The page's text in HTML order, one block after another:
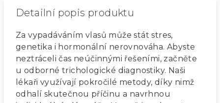
Detailní popis produktu
Za vypadáváním vlasů může stát stres,
genetika i hormonální nerovnováha. Abyste
neztráceli čas neúčinnými řešeními, začněte
u odborné trichologické diagnostiky. Naši
lékaři využívají pokročilé metody, díky nimž
odhalí skutečnou příčinu a navrhnou